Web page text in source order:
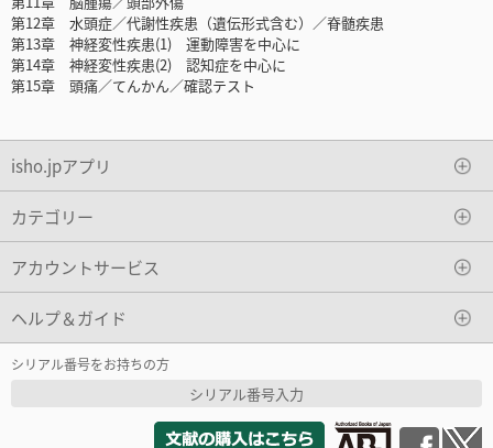
第12章 水頭症／代謝性疾患（遺伝形式含む）／脊髄疾患
第13章 神経変性疾患(1) 運動障害を中心に
第14章 神経変性疾患(2) 認知症を中心に
第15章 頭痛／てんかん／確認テスト
isho.jpアプリ
カテゴリー
アカウントサービス
ヘルプ＆ガイド
シリアル番号をお持ちの方
シリアル番号入力